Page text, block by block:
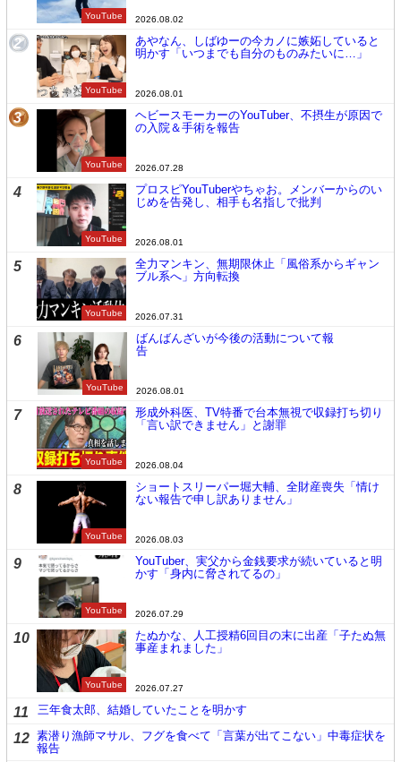
YouTube 2026.08.02
2
YouTube
あやなん、しばゆーの今カノに嫉妬していると
明かす「いつまでも自分のものみたいに…」
2026.08.01
3
YouTube
ヘビースモーカーのYouTuber、不摂生が原因で
の入院＆手術を報告
2026.07.28
4
YouTube
プロスピYouTuberやちゃお。メンバーからのい
じめを告発し、相手も名指しで批判
2026.08.01
5
YouTube
全力マンキン、無期限休止「風俗系からギャン
ブル系へ」方向転換
2026.07.31
6
YouTube
ばんばんざいが今後の活動について報
告
2026.08.01
7
YouTube
形成外科医、TV特番で台本無視で収録打ち切り
「言い訳できません」と謝罪
2026.08.04
8
YouTube
ショートスリーパー堀大輔、全財産喪失「情け
ない報告で申し訳ありません」
2026.08.03
9
YouTube
YouTuber、実父から金銭要求が続いていると明
かす「身内に脅されてるの」
2026.07.29
10
YouTube
たぬかな、人工授精6回目の末に出産「子たぬ無
事産まれました」
2026.07.27
11 三年食太郎、結婚していたことを明かす
12 素潜り漁師マサル、フグを食べて「言葉が出てこない」中毒症状を
報告